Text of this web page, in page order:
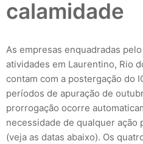
calamidade
As empresas enquadradas
atividades em Laurentino, Rio
contam com a postergação do
períodos de apuração de
prorrogação ocorre
necessidade de qualquer
(veja as datas abaixo). Os